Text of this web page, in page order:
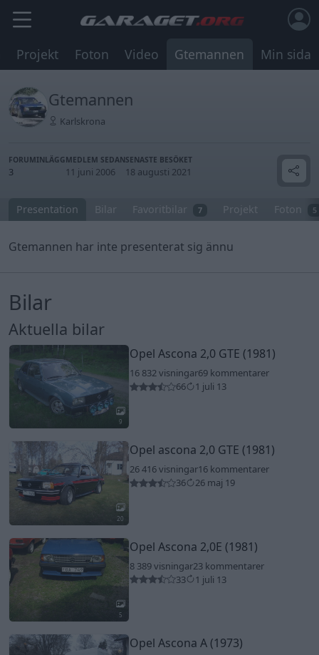
Projekt Foton Video Gtemannen Min sida
Gtemannen
Karlskrona
FORUMINLÄGG
3
MEDLEM SEDAN
11 juni 2006
SENASTE BESÖKET
18 augusti 2021
Presentation Bilar Favoritbilar 7 Projekt Foton 5
Gtemannen har inte presenterat sig ännu
Bilar
Aktuella bilar
9
Opel Ascona 2,0 GTE (1981)
16 832 visningar69 kommentarer
66
1 juli 13
20
Opel ascona 2,0 GTE (1981)
26 416 visningar16 kommentarer
36
26 maj 19
5
Opel Ascona 2,0E (1981)
8 389 visningar23 kommentarer
33
1 juli 13
Opel Ascona A (1973)